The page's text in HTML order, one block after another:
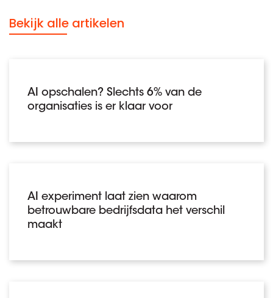
Bekijk alle artikelen
AI opschalen? Slechts 6% van de
organisaties is er klaar voor
AI experiment laat zien waarom
betrouwbare bedrijfsdata het verschil
maakt